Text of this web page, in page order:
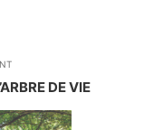
DE VIE